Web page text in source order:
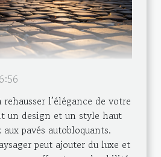
l’élégance de votre
un design et un style haut
pavés autobloquants.
peut ajouter du luxe et